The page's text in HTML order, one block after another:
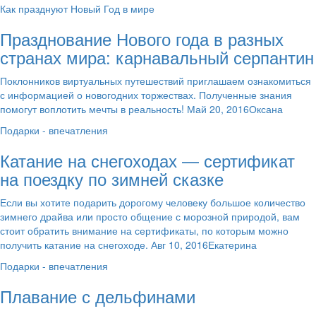
Как празднуют Новый Год в мире
Празднование Нового года в разных
странах мира: карнавальный серпантин
Поклонников виртуальных путешествий приглашаем ознакомиться
с информацией о новогодних торжествах. Полученные знания
помогут воплотить мечты в реальность! Май 20, 2016Оксана
Подарки - впечатления
Катание на снегоходах — сертификат
на поездку по зимней сказке
Если вы хотите подарить дорогому человеку большое количество
зимнего драйва или просто общение с морозной природой, вам
стоит обратить внимание на сертификаты, по которым можно
получить катание на снегоходе. Авг 10, 2016Екатерина
Подарки - впечатления
Плавание с дельфинами